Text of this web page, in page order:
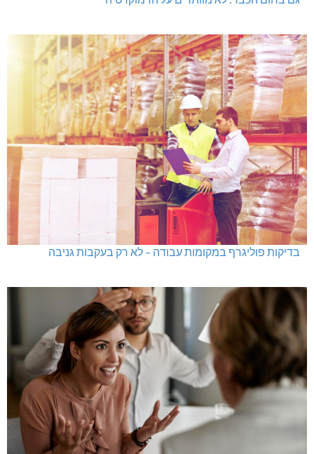
בדיקות פוליגרף במקומות עבודה – לא רק בעקבות גניבה